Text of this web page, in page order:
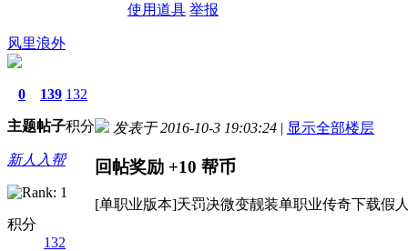
使用道具 举报
风里浪外
0
主题
139
帖子
132
积分
新人入帮
积分
132
发表于 2016-10-3 19:03:24 | 显示全部楼层
回帖奖励 +10 帮币
[单职业版本]天罚决微变靓装单职业传奇下载假